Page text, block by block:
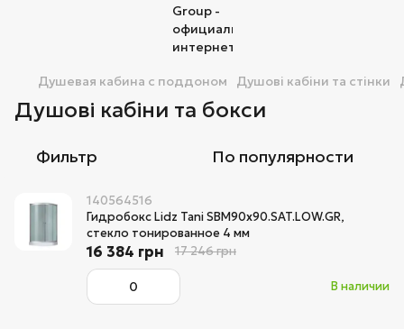
Душевая кабина с поддоном Душові кабіни та стінки
Душові кабіни та бокси
Фильтр По популярности
140564516
Гидробокс Lidz Tani SBM90x90.SAT.LOW.GR,
стекло тонированное 4 мм
В наличии
16 384 грн 17 246 грн